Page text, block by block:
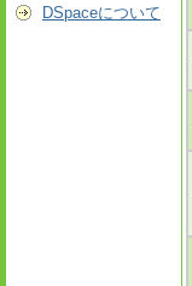
DSpaceについて